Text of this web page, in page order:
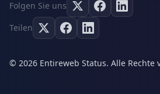
Folgen Sie uns
Teilen
© 2026 Entireweb Status. Alle Rechte